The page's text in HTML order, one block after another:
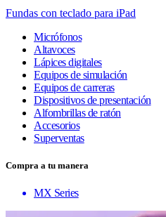
Fundas con teclado para iPad
Micrófonos
Altavoces
Lápices digitales
Equipos de simulación
Equipos de carreras
Dispositivos de presentación
Alfombrillas de ratón
Accesorios
Superventas
Compra a tu manera
MX Series